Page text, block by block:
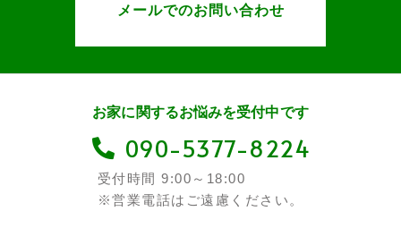
メールでのお問い合わせ
お家に関するお悩みを受付中です
090-5377-8224
受付時間 9:00～18:00
※営業電話はご遠慮ください。